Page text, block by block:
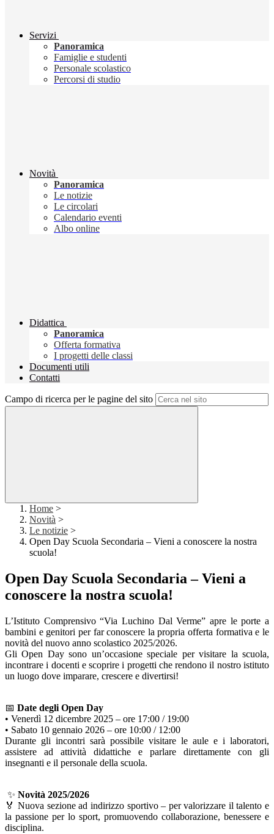
Servizi
Panoramica
Famiglie e studenti
Personale scolastico
Percorsi di studio
Novità
Panoramica
Le notizie
Le circolari
Calendario eventi
Albo online
Didattica
Panoramica
Offerta formativa
I progetti delle classi
Documenti utili
Contatti
Campo di ricerca per le pagine del sito
Home >
Novità >
Le notizie >
Open Day Scuola Secondaria – Vieni a conoscere la nostra
scuola!
Open Day Scuola Secondaria – Vieni a
conoscere la nostra scuola!
L’Istituto Comprensivo “Via Luchino Dal Verme” apre le porte a
bambini e genitori per far conoscere la propria offerta formativa e le
novità del nuovo anno scolastico 2025/2026.
Gli Open Day sono un’occasione speciale per visitare la scuola,
incontrare i docenti e scoprire i progetti che rendono il nostro istituto
un luogo dove imparare, crescere e divertirsi!
📅 Date degli Open Day
• Venerdì 12 dicembre 2025 – ore 17:00 / 19:00
• Sabato 10 gennaio 2026 – ore 10:00 / 12:00
Durante gli incontri sarà possibile visitare le aule e i laboratori,
assistere ad attività didattiche e parlare direttamente con gli
insegnanti e il personale della scuola.
✨ Novità 2025/2026
🏅 Nuova sezione ad indirizzo sportivo – per valorizzare il talento e
la passione per lo sport, promuovendo collaborazione, benessere e
disciplina.